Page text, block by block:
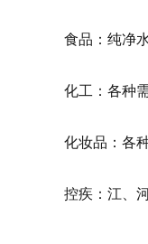
食品：纯净
化工：各种
化妆品：各
控疾：江、